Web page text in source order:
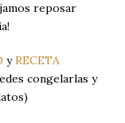
reposar
yRECETA
congelarlas y